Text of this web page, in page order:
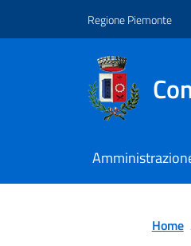
Regione Piemonte
Home